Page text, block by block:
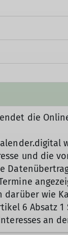
die
und die
darüber wie
6 Absatz
an